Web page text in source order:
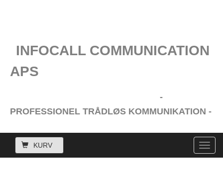
INFOCALL COMMUNICATION
APS
-
PROFESSIONEL TRÅDLØS KOMMUNIKATION -
KURV